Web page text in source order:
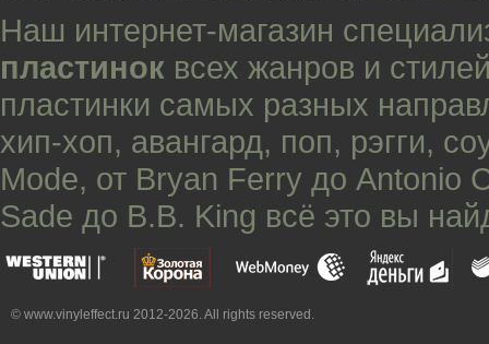
Наш интернет-магазин
пластинок всех жанров и
пластинки самых разных
хип-хоп, авангард, поп, рэгги,
Mode, от Bryan Ferry до Antonio
Sade до B.B. King всё это вы
© www.vinyleffect.ru 2012-2026. All rights reserved.